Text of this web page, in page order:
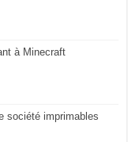
à Minecraft
société imprimables